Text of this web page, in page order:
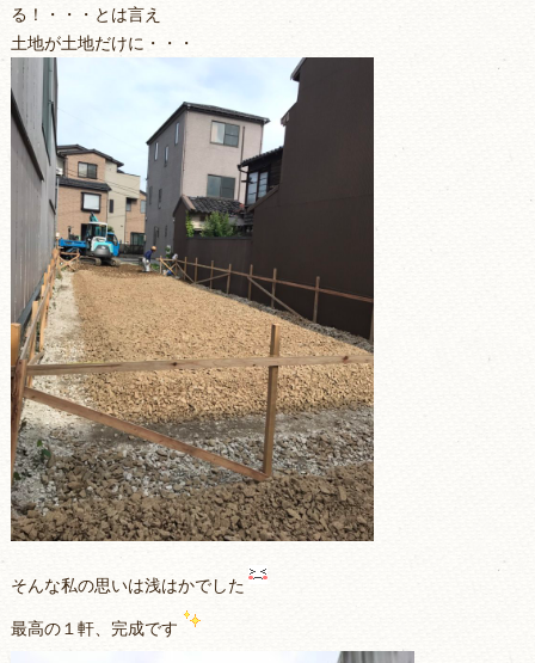
る！・・・とは言え
土地が土地だけに・・・
そんな私の思いは浅はかでした
最高の１軒、完成です